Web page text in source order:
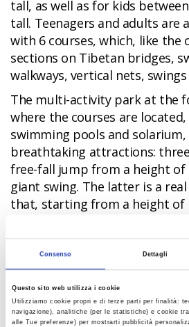
Consenso Dettagli
Questo sito web utilizza i cookie
Utilizziamo cookie propri e di terze parti per finalità:
navigazione), analitiche (per le statistiche) e cookie
alle Tue preferenze) per mostrarti pubblicità
tall, as well as for kids
tall. Teenagers and adults are
with 6 courses, which, like the
sections on Tibetan bridges,
walkways, vertical nets,
The multi-activity park at the
where the courses are
swimming pools and solarium,
breathtaking attractions:
free-fall jump from a height of
giant swing. The latter is a
that, starting from a height of
accelerates to a high speed
thrill seekers.
Another adventure to be
small plastic bullets, which will
strategy within the forest.